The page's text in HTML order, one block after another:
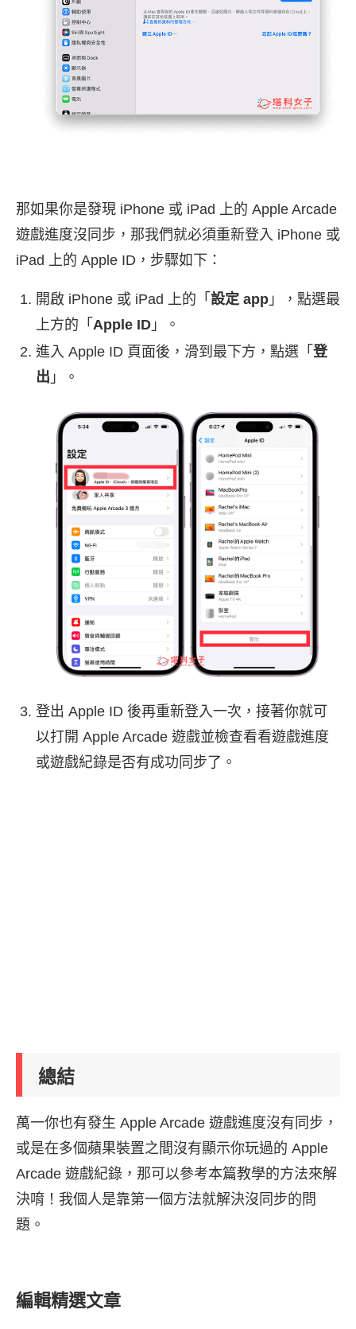
那如果你是發現 iPhone 或 iPad 上的 Apple Arcade
遊戲進度沒同步，那我們就必須重新登入 iPhone 或
iPad 上的 Apple ID，步驟如下：
開啟 iPhone 或 iPad 上的「 設定 app 」，點選最
上方的「 Apple ID 」。
進入 Apple ID 頁面後，滑到最下方，點選「 登
出 」。
登出 Apple ID 後再重新登入一次，接著你就可
以打開 Apple Arcade 遊戲並檢查看看遊戲進度
或遊戲紀錄是否有成功同步了。
總結
萬一你也有發生 Apple Arcade 遊戲進度沒有同步，
或是在多個蘋果裝置之間沒有顯示你玩過的 Apple
Arcade 遊戲紀錄，那可以參考本篇教學的方法來解
決唷！我個人是靠第一個方法就解決沒同步的問
題。
編輯精選文章